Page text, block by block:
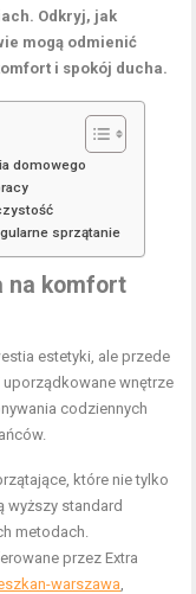
Odkryj, jak
mogą odmienić
i spokój ducha.
domowego
sprzątanie
na komfort
estetyki, ale przede
wnętrze
codziennych
które nie tylko
wyższy standard
metodach.
przez Extra
warszawa